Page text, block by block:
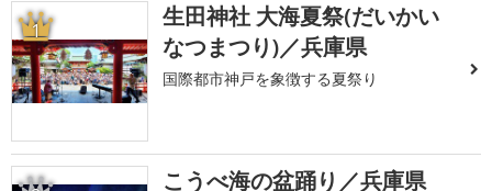
1
生田神社 大海夏祭(だいかい
なつまつり)／兵庫県
国際都市神戸を象徴する夏祭り
こうべ海の盆踊り／兵庫県